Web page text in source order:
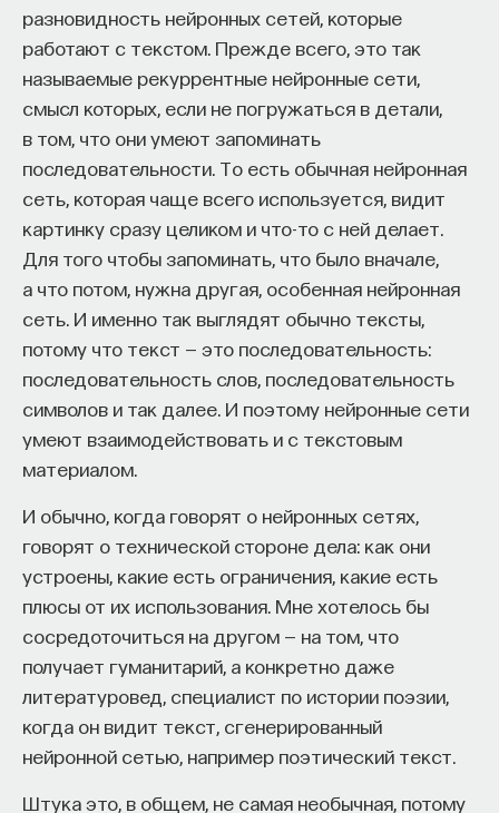
разновидность нейронных сетей, которые
работают с текстом. Прежде всего, это так
называемые рекуррентные нейронные сети,
смысл которых, если не погружаться в детали,
в том, что они умеют запоминать
последовательности. То есть обычная нейронная
сеть, которая чаще всего используется, видит
картинку сразу целиком и что-то с ней делает.
Для того чтобы запоминать, что было вначале,
а что потом, нужна другая, особенная нейронная
сеть. И именно так выглядят обычно тексты,
потому что текст — это последовательность:
последовательность слов, последовательность
символов и так далее. И поэтому нейронные сети
умеют взаимодействовать и с текстовым
материалом.
И обычно, когда говорят о нейронных сетях,
говорят о технической стороне дела: как они
устроены, какие есть ограничения, какие есть
плюсы от их использования. Мне хотелось бы
сосредоточиться на другом — на том, что
получает гуманитарий, а конкретно даже
литературовед, специалист по истории поэзии,
когда он видит текст, сгенерированный
нейронной сетью, например поэтический текст.
Штука это, в общем, не самая необычная, потому
друг с другом. Наиболее ярким примером
является интерфейс между фотоном и атомом.
Квантовый интерфейс должен переписать как
можно больше информации с одного фотона
на один атом (в идеальном случае — 100 за один
эксперимент). В экспериментальных
исследованиях в области квантовой физики
и единичных частиц это необычная ситуация. Как
правило, все эксперименты проводятся
статистическим образом, много раз
повторяются, и в итоге обрабатываются
статистические данные, в которых существенную
роль играет отбор удачных событий.
1. Перезапись информации
с фотона на атом
Что значит переписать информацию с фотона
на атом? Какая информация может содержаться
в фотоне? Это может быть информация
о поляризации фотона, его частоте, форме и фазе.
В атоме содержится информация, связанная
с энергией возбуждения, с фазой колебаний
внутри атома и ориентацией спина электрона.
Таким образом, в принципе возможно переписать
с фотона на атом почти всю информацию,